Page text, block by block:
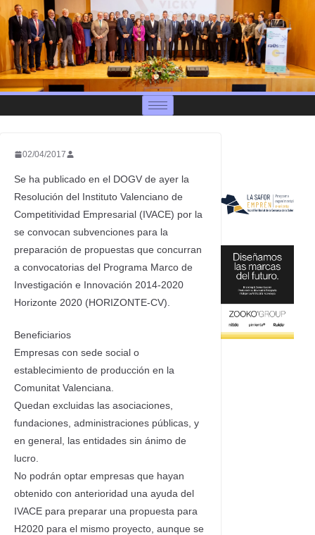
02/04/2017
Se ha publicado en el DOGV de ayer la
Resolución del Instituto Valenciano de
Competitividad Empresarial (IVACE) por la
se convocan subvenciones para la
preparación de propuestas que concurran
a convocatorias del Programa Marco de
Investigación e Innovación 2014-2020
Horizonte 2020 (HORIZONTE-CV).
Beneficiarios
Empresas con sede social o
establecimiento de producción en la
Comunitat Valenciana.
Quedan excluidas las asociaciones,
fundaciones, administraciones públicas, y
en general, las entidades sin ánimo de
lucro.
No podrán optar empresas que hayan
obtenido con anterioridad una ayuda del
IVACE para preparar una propuesta para
H2020 para el mismo proyecto, aunque se